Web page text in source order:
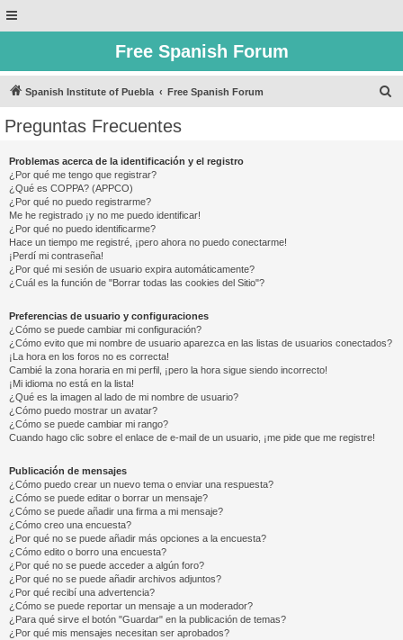
Free Spanish Forum
Spanish Institute of Puebla Free Spanish Forum
Preguntas Frecuentes
Problemas acerca de la identificación y el registro
¿Por qué me tengo que registrar?
¿Qué es COPPA? (APPCO)
¿Por qué no puedo registrarme?
Me he registrado ¡y no me puedo identificar!
¿Por qué no puedo identificarme?
Hace un tiempo me registré, ¡pero ahora no puedo conectarme!
¡Perdí mi contraseña!
¿Por qué mi sesión de usuario expira automáticamente?
¿Cuál es la función de "Borrar todas las cookies del Sitio"?
Preferencias de usuario y configuraciones
¿Cómo se puede cambiar mi configuración?
¿Cómo evito que mi nombre de usuario aparezca en las listas de usuarios conectados?
¡La hora en los foros no es correcta!
Cambié la zona horaria en mi perfil, ¡pero la hora sigue siendo incorrecto!
¡Mi idioma no está en la lista!
¿Qué es la imagen al lado de mi nombre de usuario?
¿Cómo puedo mostrar un avatar?
¿Cómo se puede cambiar mi rango?
Cuando hago clic sobre el enlace de e-mail de un usuario, ¡me pide que me registre!
Publicación de mensajes
¿Cómo puedo crear un nuevo tema o enviar una respuesta?
¿Cómo se puede editar o borrar un mensaje?
¿Cómo se puede añadir una firma a mi mensaje?
¿Cómo creo una encuesta?
¿Por qué no se puede añadir más opciones a la encuesta?
¿Cómo edito o borro una encuesta?
¿Por qué no se puede acceder a algún foro?
¿Por qué no se puede añadir archivos adjuntos?
¿Por qué recibí una advertencia?
¿Cómo se puede reportar un mensaje a un moderador?
¿Para qué sirve el botón "Guardar" en la publicación de temas?
¿Por qué mis mensajes necesitan ser aprobados?